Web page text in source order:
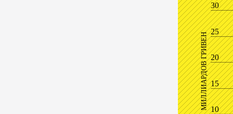
30
25
20
15
10
МИЛЛИАРДОВ ГРИВЕН